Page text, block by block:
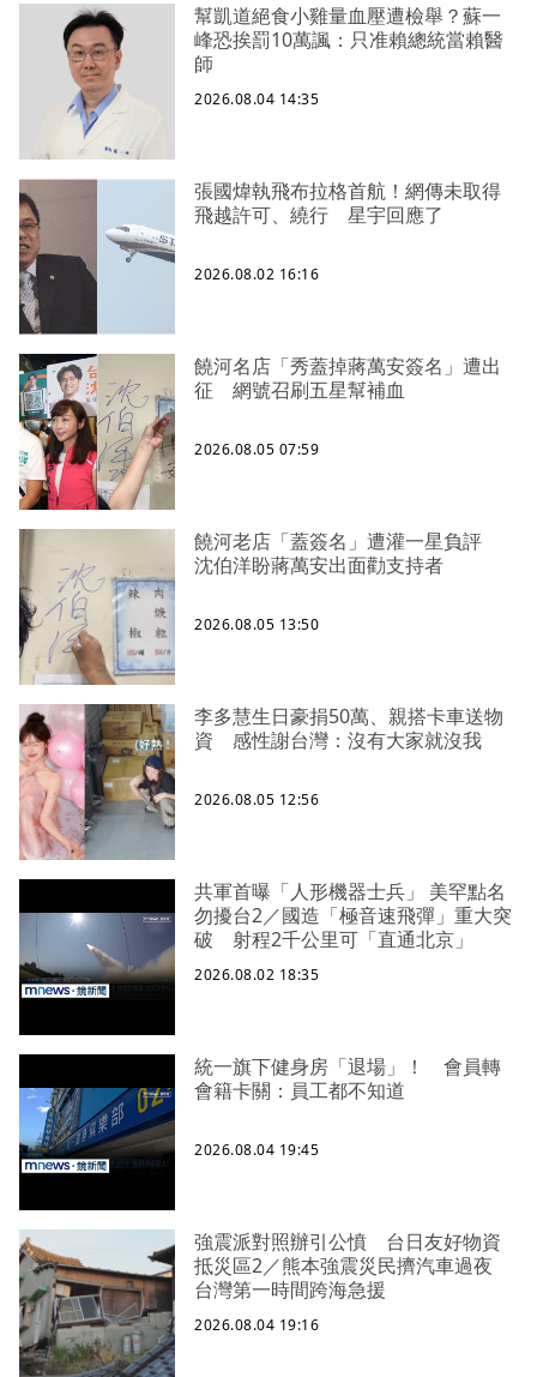
幫凱道絕食小雞量血壓遭檢舉？蘇一
峰恐挨罰10萬諷：只准賴總統當賴醫
師
2026.08.04 14:35
張國煒執飛布拉格首航！網傳未取得
飛越許可、繞行 星宇回應了
2026.08.02 16:16
饒河名店「秀蓋掉蔣萬安簽名」遭出
征 網號召刷五星幫補血
2026.08.05 07:59
饒河老店「蓋簽名」遭灌一星負評
沈伯洋盼蔣萬安出面勸支持者
2026.08.05 13:50
李多慧生日豪捐50萬、親搭卡車送物
資 感性謝台灣：沒有大家就沒我
2026.08.05 12:56
共軍首曝「人形機器士兵」 美罕點名
勿擾台2／國造「極音速飛彈」重大突
破 射程2千公里可「直通北京」
2026.08.02 18:35
統一旗下健身房「退場」！ 會員轉
會籍卡關：員工都不知道
2026.08.04 19:45
強震派對照辦引公憤 台日友好物資
抵災區2／熊本強震災民擠汽車過夜
台灣第一時間跨海急援
2026.08.04 19:16